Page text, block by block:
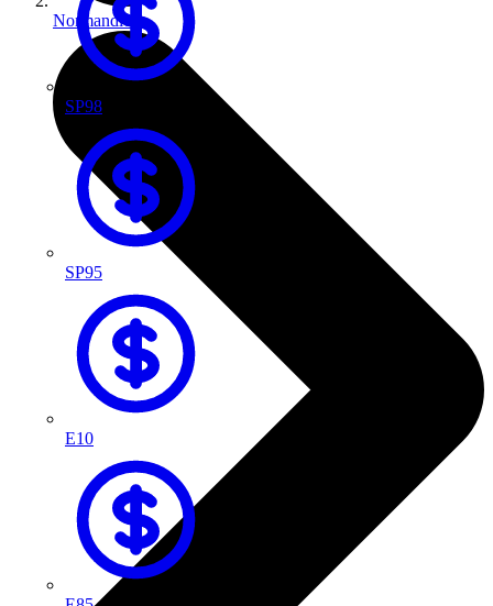
SP98
SP95
E10
Normandie